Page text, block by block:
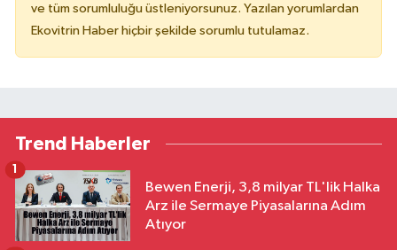
ve tüm sorumluluğu üstleniyorsunuz. Yazılan yorumlardan
Ekovitrin Haber hiçbir şekilde sorumlu tutulamaz.
Trend Haberler
Bewen Enerji, 3,8 milyar TL'lik Halka
Arz ile Sermaye Piyasalarına Adım
Atıyor
1